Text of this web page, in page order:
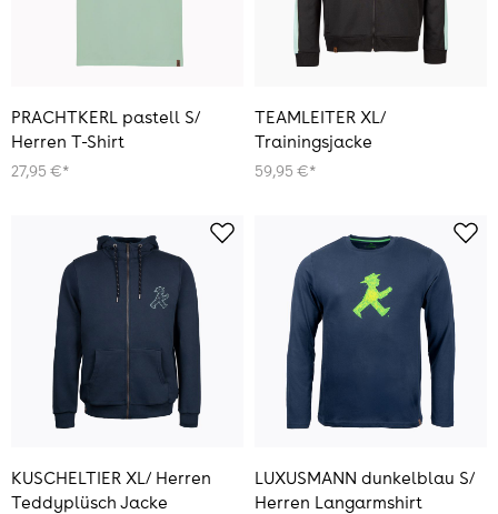
PRACHTKERL pastell S/
Herren T-Shirt
27,95 €*
TEAMLEITER XL/
Trainingsjacke
59,95 €*
KUSCHELTIER XL/ Herren
Teddyplüsch Jacke
LUXUSMANN dunkelblau S/
Herren Langarmshirt